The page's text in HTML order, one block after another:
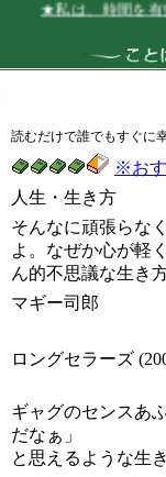
★私は、時間を有効
読むだけで誰でもすぐに
※お
人生・生き方
そんなに頑張らな
よ。なぜか心が軽
ん的不思議な生き
マギー司郎
ロングセラーズ
ギャグのセンスあ
だなぁ」
と思えるような生